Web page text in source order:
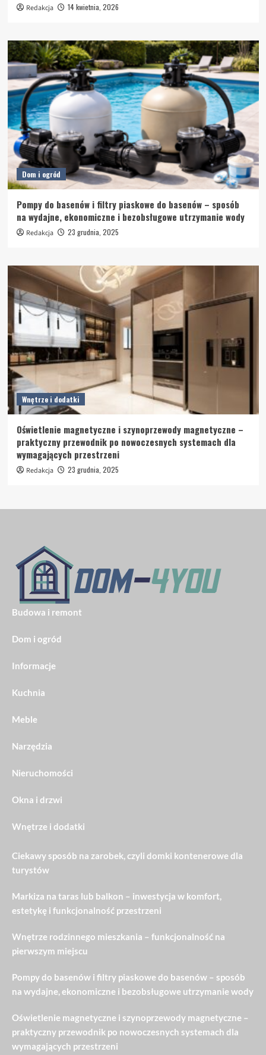
Redakcja 14 kwietnia, 2026
Dom i ogród
Pompy do basenów i filtry piaskowe do basenów – sposób
na wydajne, ekonomiczne i bezobsługowe utrzymanie wody
Redakcja 23 grudnia, 2025
Wnętrze i dodatki
Oświetlenie magnetyczne i szynoprzewody magnetyczne –
praktyczny przewodnik po nowoczesnych systemach dla
wymagających przestrzeni
Redakcja 23 grudnia, 2025
Budowa i remont
Dom i ogród
Informacje
Kuchnia
Meble
Narzędzia
Nieruchomości
Okna i drzwi
Wnętrze i dodatki
Ciekawy sposób na zarobek, czyli domki kontenerowe dla
turystów
Markiza na taras lub balkon – inwestycja w komfort,
estetykę i funkcjonalność przestrzeni
Wnętrze rodzinnego mieszkania – funkcjonalność na
pierwszym miejscu
Pompy do basenów i filtry piaskowe do basenów – sposób
na wydajne, ekonomiczne i bezobsługowe utrzymanie wody
Oświetlenie magnetyczne i szynoprzewody magnetyczne –
praktyczny przewodnik po nowoczesnych systemach dla
wymagających przestrzeni